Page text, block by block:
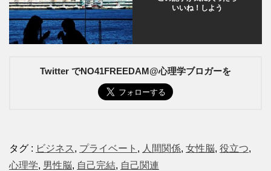
いいね！しよう
Twitter でNO41FREEDAM@心理学ブロガーを
タグ : ビジネス , プライベート , 人間関係, 女性脳, 役立つ,
心理学, 男性脳, 自己完結, 自己関連